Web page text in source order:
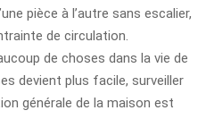
pièce à l’autre sans escalier,
de circulation.
de choses dans la vie de
devient plus facile, surveiller
générale de la maison est